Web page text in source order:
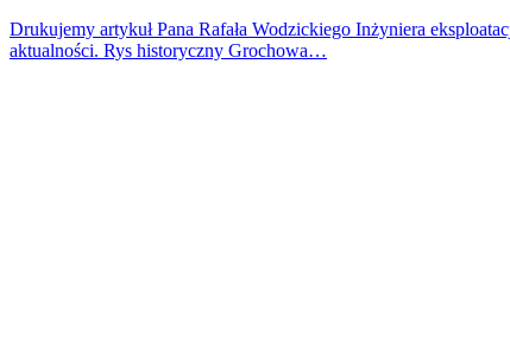
Drukujemy artykuł Pana Rafała Wodzickiego Inżyniera
aktualności. Rys historyczny Grochowa…